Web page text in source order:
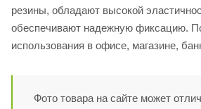
резины, обладают высокой
обеспечивают надежную фиксацию.
использования в офисе, магазине,
Фото товара на сайте может